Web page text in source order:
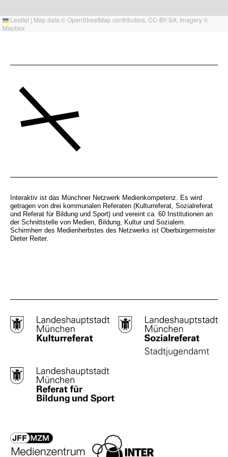
Leaflet | Map data ©OpenStreetMap contributors, CC-BY-SA , Imagery ©
Mapbox
Interaktiv ist das Münchner Netzwerk Medienkompetenz. Es wird
getragen von drei kommunalen Referaten (Kulturreferat, Sozialreferat
und Referat für Bildung und Sport) und vereint ca. 60 Institutionen an
der Schnittstelle von Medien, Bildung, Kultur und Sozialem.
Schirmherr des Medienherbstes des Netzwerks ist Oberbürgermeister
Dieter Reiter.